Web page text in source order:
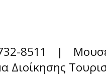
8511 |
Διοίκησης